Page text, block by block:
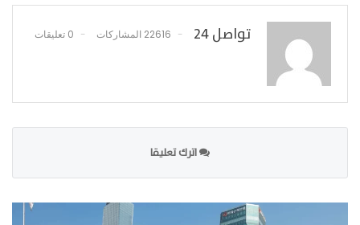
تواصل 24 22616 المشاركات 0 تعليقات
اترك تعليقا